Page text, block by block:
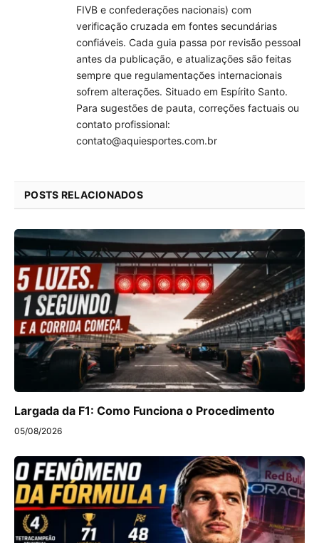
FIVB e confederações nacionais) com
verificação cruzada em fontes secundárias
confiáveis. Cada guia passa por revisão pessoal
antes da publicação, e atualizações são feitas
sempre que regulamentações internacionais
sofrem alterações. Situado em Espírito Santo.
Para sugestões de pauta, correções factuais ou
contato profissional:
contato@aquiesportes.com.br
POSTS RELACIONADOS
Largada da F1: Como Funciona o Procedimento
05/08/2026